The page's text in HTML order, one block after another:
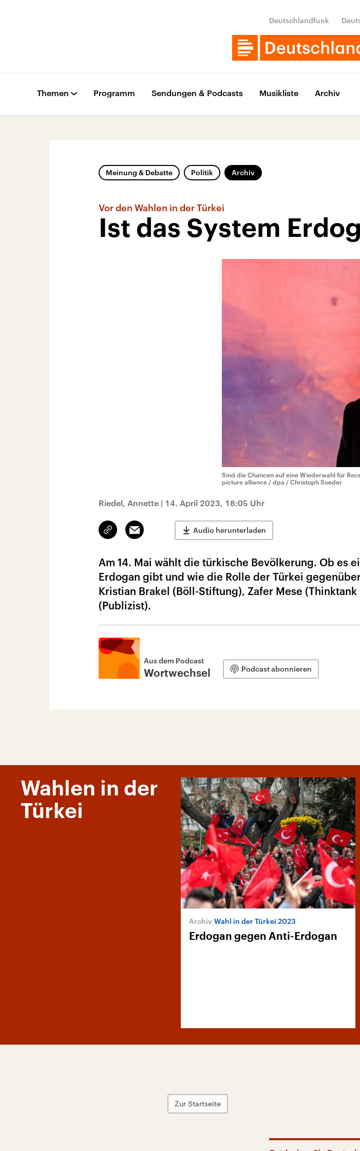
Deutschlandfunk
Themen Programm Sendungen & Podcasts Musikliste Archiv
Meinung & Debatte Politik Archiv
Vor den Wahlen in der Türkei
Ist das System
Sind die Chancen auf eine Wiederwahl für
picture alliance / dpa / Christoph Soeder
Riedel, Annette | 14. April 2023, 18:05 Uhr
Link
kopieren/teilen
Email Audio herunterladen
Am 14. Mai wählt die türkische Bevölkerung. Ob es
Erdogan gibt und wie die Rolle der Türkei
Kristian Brakel (Böll-Stiftung), Zafer Mese (Thinktank
(Publizist).
Aus dem Podcast
Wortwechsel Podcast abonnieren
Wahlen in der
Türkei
Wahl in der Türkei 2023
Erdogan gegen Anti-Erdogan
Zur Startseite